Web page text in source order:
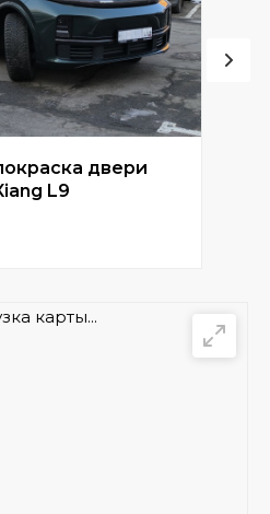
двери
L9
карты...